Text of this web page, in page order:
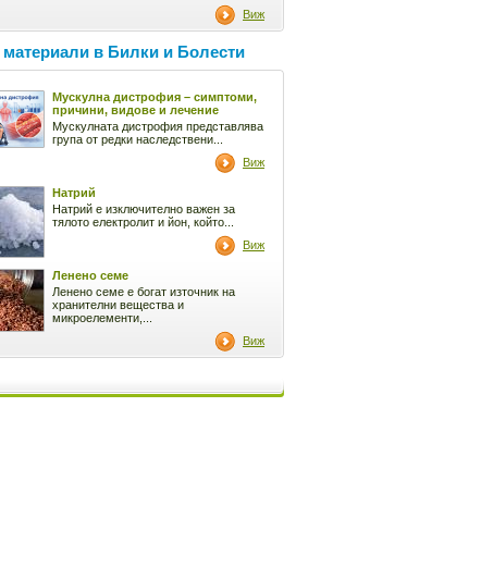
Виж
в Билки и Болести
Мускулна дистрофия – симптоми,
причини, видове и лечение
Мускулната дистрофия представлява
група от редки наследствени...
Виж
Натрий
Натрий е изключително важен за
тялото електролит и йон, който...
Виж
Ленено семе
Ленено семе е богат източник на
хранителни вещества и
микроелементи,...
Виж